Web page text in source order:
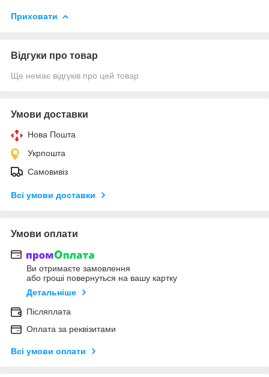
Приховати
Відгуки про товар
Ще немає відгуків про цей товар
Умови доставки
Нова Пошта
Укрпошта
Самовивіз
Всі умови доставки
Умови оплати
Ви отримаєте замовлення
або гроші повернуться на вашу картку
Детальніше
Післяплата
Оплата за реквізитами
Всі умови оплати